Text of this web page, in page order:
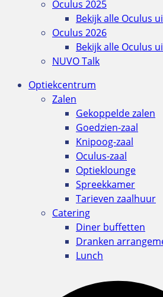
Oculus 2025
Bekijk alle Oculus
Oculus 2026
Bekijk alle Oculus
NUVO Talk
Optiekcentrum
Zalen
Gekoppelde zalen
Goedzien-zaal
Knipoog-zaal
Oculus-zaal
Optieklounge
Spreekkamer
Tarieven zaalhuur
Catering
Diner buffetten
Dranken
Lunch